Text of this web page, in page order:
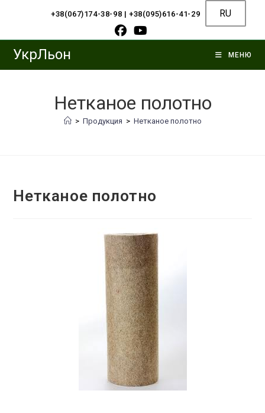
+38(067)174-38-98 |+38(095)616-41-29 RU
УкрЛьон МЕНЮ
Нетканое полотно
> Продукция > Нетканое полотно
Нетканое полотно